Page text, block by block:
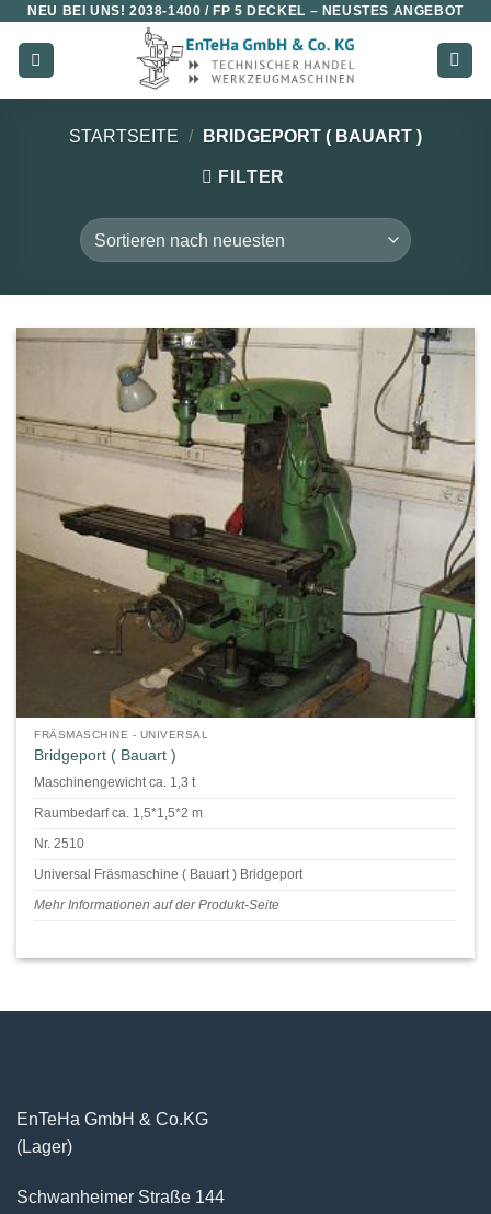
Zum
Inhalt
springen
NEU BEI UNS!2038-1400 / FP 5 DECKEL – NEUSTES ANGEBOT
STARTSEITE / BRIDGEPORT ( BAUART )
FILTER
FRÄSMASCHINE - UNIVERSAL
Bridgeport ( Bauart )
Maschinengewicht ca. 1,3 t
Raumbedarf ca. 1,5*1,5*2 m
Nr. 2510
Universal Fräsmaschine ( Bauart ) Bridgeport
Mehr Informationen auf der Produkt-Seite
EnTeHa GmbH & Co.KG
(Lager)
Schwanheimer Straße 144